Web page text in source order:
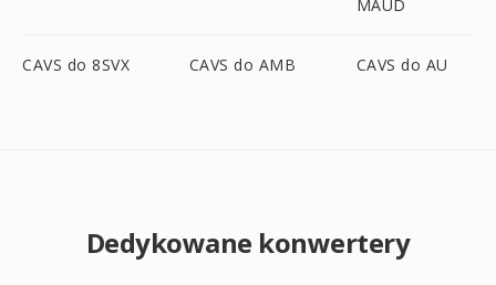
MAUD
CAVS do 8SVX CAVS do AMB CAVS do AU
Dedykowane konwertery